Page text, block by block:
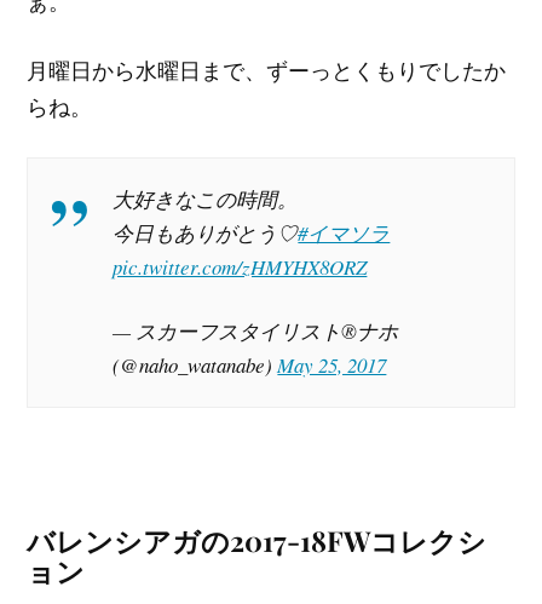
月曜日から水曜日まで、ずーっとくもりでしたか
らね。
大好きなこの時間。
今日もありがとう♡#イマソラ
pic.twitter.com/zHMYHX8ORZ
— スカーフスタイリスト®ナホ
(@naho_watanabe)May 25, 2017
バレンシアガの2017-18FWコレクシ
ョン